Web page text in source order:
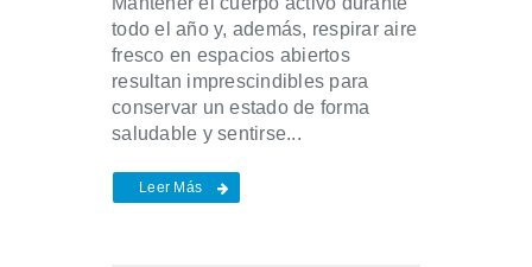
todo el año y, además, respirar aire
fresco en espacios abiertos
resultan imprescindibles para
conservar un estado de forma
saludable y sentirse...
Leer Más